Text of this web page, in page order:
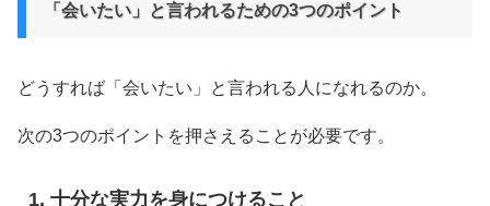
「会いたい」と言われるための3つのポイント
どうすれば「会いたい」と言われる人になれるのか。
次の3つのポイントを押さえることが必要です。
十分な実力を身につけること